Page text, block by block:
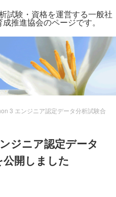
試験・資格を運営する一般社
推進協会のページです。
3 エンジニア認定データ分析試験合
ジニア認定データ
開しました